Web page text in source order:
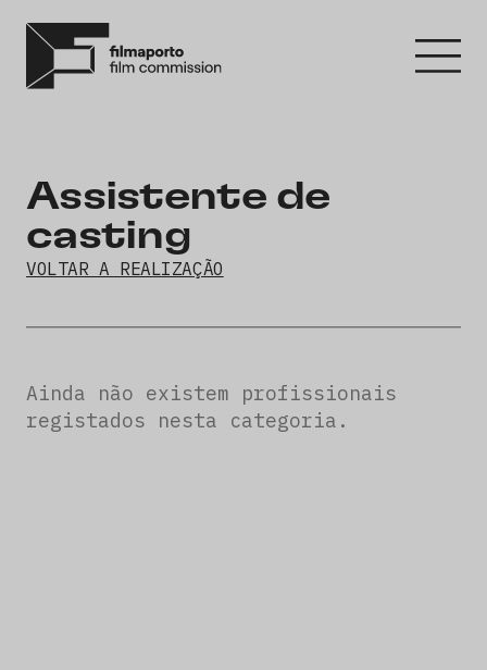
Assistente de
casting
VOLTAR A REALIZAÇÃO
Ainda não existem profissionais
registados nesta categoria.